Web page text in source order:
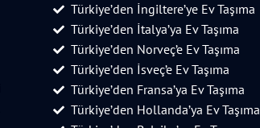
Türkiye’den İngiltere’ye Ev Taşıma
Türkiye’den İtalya’ya Ev Taşıma
Türkiye’den Norveç’e Ev Taşıma
Türkiye’den İsveç’e Ev Taşıma
Türkiye’den Fransa’ya Ev Taşıma
Türkiye’den Hollanda’ya Ev Taşıma